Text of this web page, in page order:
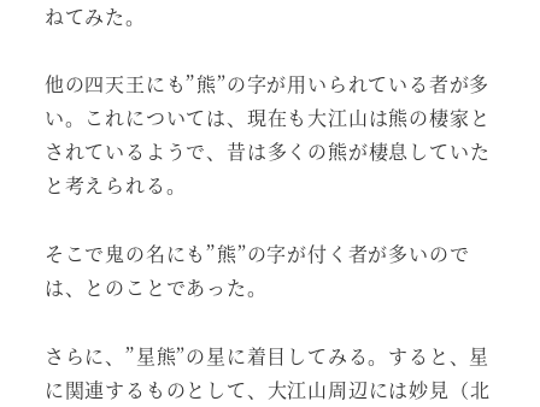
ねてみた。
他の四天王にも”熊”の字が用いられている者が多
い。これについては、現在も大江山は熊の棲家と
されているようで、昔は多くの熊が棲息していた
と考えられる。
そこで鬼の名にも”熊”の字が付く者が多いので
は、とのことであった。
さらに、”星熊”の星に着目してみる。すると、星
に関連するものとして、大江山周辺には妙見（北